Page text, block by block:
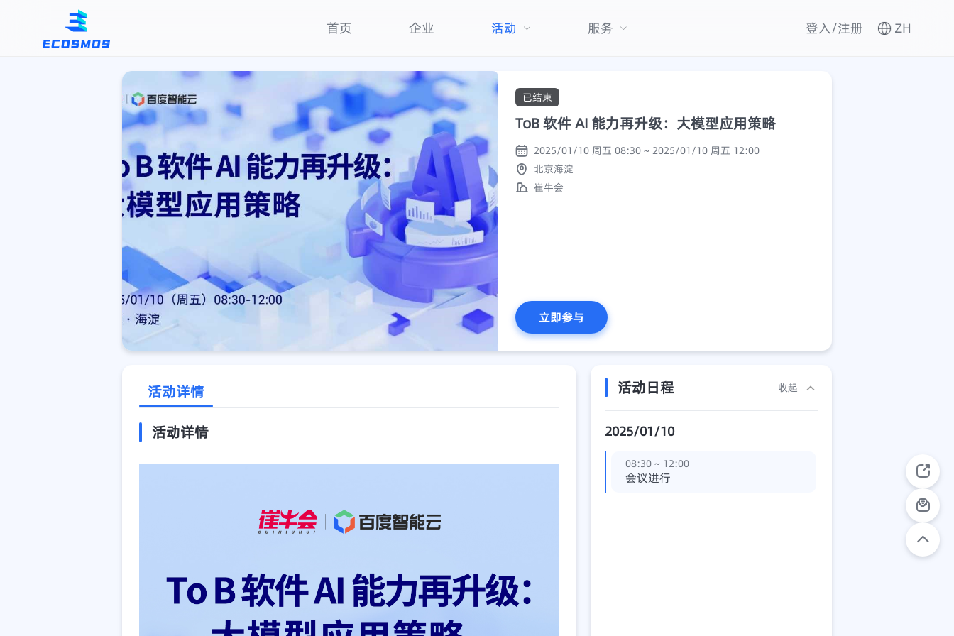
首页 企业 活动 服务 登入/注册 ZH
已结束
ToB 软件 AI 能力再升级：大模型应用策略
2025/01/10 周五 08:30 ~ 2025/01/10 周五 12:00
北京海淀
崔牛会
立即参与
活动详情
活动详情
活动日程 收起
2025/01/10
08:30 ~ 12:00
会议进行